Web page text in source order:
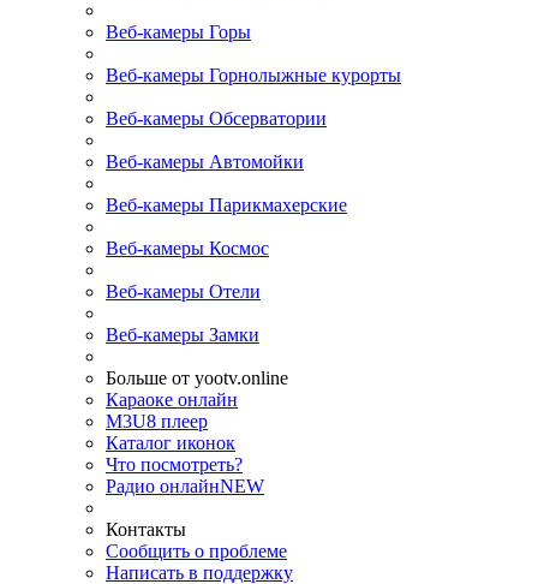
Веб-камеры Горы
Веб-камеры Горнолыжные курорты
Веб-камеры Обсерватории
Веб-камеры Автомойки
Веб-камеры Парикмахерские
Веб-камеры Космос
Веб-камеры Отели
Веб-камеры Замки
Больше от yootv.online
Караоке онлайн
M3U8 плеер
Каталог иконок
Что посмотреть?
Радио онлайнNEW
Контакты
Сообщить о проблеме
Написать в поддержку